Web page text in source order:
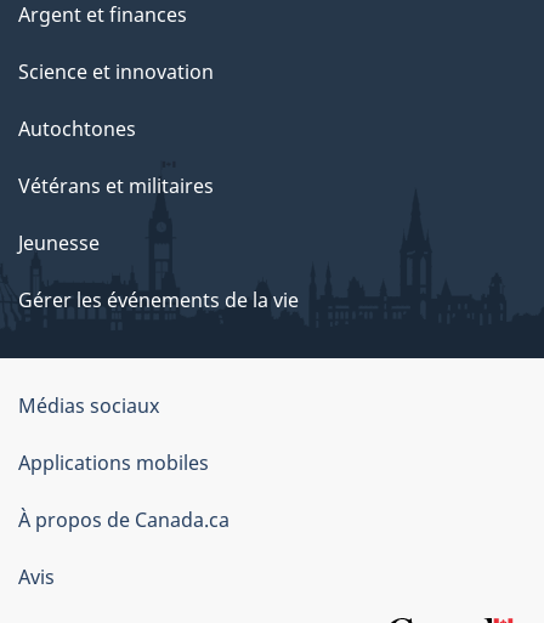
Argent et finances
Science et innovation
Autochtones
Vétérans et militaires
Jeunesse
Gérer les événements de la vie
Organisation
du
gouvernement
du
Canada
Médias sociaux
Applications mobiles
À propos de Canada.ca
Avis